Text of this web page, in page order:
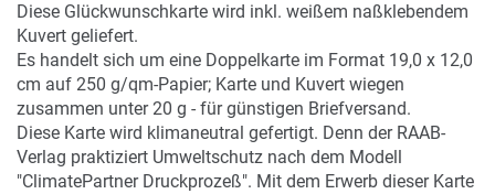
Diese Glückwunschkarte wird inkl. weißem naßklebendem
Kuvert geliefert.
Es handelt sich um eine Doppelkarte im Format 19,0 x 12,0
cm auf 250 g/qm-Papier; Karte und Kuvert wiegen
zusammen unter 20 g - für günstigen Briefversand.
Diese Karte wird klimaneutral gefertigt. Denn der RAAB-
Verlag praktiziert Umweltschutz nach dem Modell
"ClimatePartner Druckprozeß". Mit dem Erwerb dieser Karte